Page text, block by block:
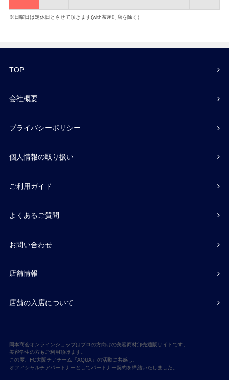
※日曜日は定休日とさせて頂きます(with茶屋町店を除く)
TOP
会社概要
プライバシーポリシー
個人情報の取り扱い
ご利用ガイド
よくあるご質問
お問い合わせ
店舗情報
店舗の入店について
岡本商会オンラインショップはプロの方向けの美容商材卸売通販サイトです。
美容学生の方もご利用頂けます。
この度、FC大阪チアチーム『AQUA』の活動に共感し、
オフィシャルチアパートナーとしてパートナー契約を締結いたしました。